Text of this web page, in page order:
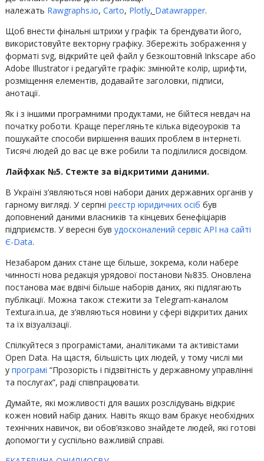
належать Rawgraphs.io, Carto, Plotly, Datawrapper.
Щоб внести фінальні штрихи у графік та брендувати його,
використовуйте векторну графіку. Збережіть зображення у
форматі svg, відкрийте цей файл у безкоштовній Inkscape або
Adobe Illustrator і редагуйте графік: змінюйте колір, шрифти,
розміщення елементів, додавайте заголовки, підписи,
анотації.
Як і з іншими програмними продуктами, не бійтеся невдач на
початку роботи. Краще перегляньте кілька відеоуроків та
пошукайте способи вирішення ваших проблем в інтернеті.
Тисячі людей до вас це вже робили та поділилися досвідом.
Лайфхак №5. Стежте за відкритими даними.
В Україні з’являються нові набори даних державних органів у
гарному вигляді. У серпні реєстр юридичних осіб був
доповнений даними власників та кінцевих бенефіціарів
підприємств. У вересні був удосконалений сервіс API на сайті
Є-Data.
Незабаром даних стане ще більше, зокрема, коли набере
чинності нова редакція урядової постанови №835. Оновлена
постанова має вдвічі більше наборів даних, які підлягають
публікації. Можна також стежити за Telegram-каналом
Textura.in.ua, де з’являються новини у сфері відкритих даних
та їх візуалізації.
Спілкуйтеся з програмістами, аналітиками та активістами
Open Data. На щастя, більшість цих людей, у тому числі ми
у програмі “Прозорість і підзвітність у державному управлінні
та послугах”, раді співпрацювати.
Думайте, які можливості для ваших розслідувань відкриє
кожен новий набір даних. Навіть якщо вам бракує необхідних
технічних навичок, ви обов’язково знайдете людей, які готові
допомогти у суспільно важливій справі.